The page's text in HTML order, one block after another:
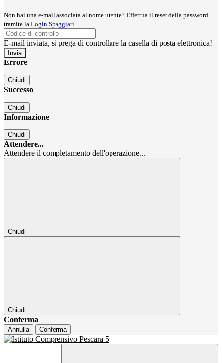
Non hai una e-mail associata al nome utente? Effettua il reset della password
tramite la Login Spaggiari
E-mail inviata, si prega di controllare la casella di posta elettronica!
Errore
Chiudi
Successo
Chiudi
Informazione
Chiudi
Attendere...
Attendere il completamento dell'operazione...
Chiudi
Chiudi
Conferma
Annulla Conferma